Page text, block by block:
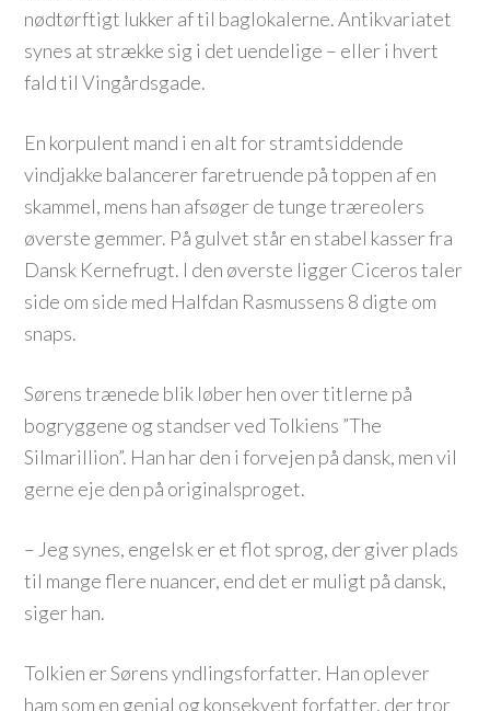
nødtørftigt lukker af til baglokalerne. Antikvariatet
synes at strække sig i det uendelige – eller i hvert
fald til Vingårdsgade.
En korpulent mand i en alt for stramtsiddende
vindjakke balancerer faretruende på toppen af en
skammel, mens han afsøger de tunge træreolers
øverste gemmer. På gulvet står en stabel kasser fra
Dansk Kernefrugt. I den øverste ligger Ciceros taler
side om side med Halfdan Rasmussens 8 digte om
snaps.
Sørens trænede blik løber hen over titlerne på
bogryggene og standser ved Tolkiens ”The
Silmarillion”. Han har den i forvejen på dansk, men vil
gerne eje den på originalsproget.
– Jeg synes, engelsk er et flot sprog, der giver plads
til mange flere nuancer, end det er muligt på dansk,
siger han.
Tolkien er Sørens yndlingsforfatter. Han oplever
ham som en genial og konsekvent forfatter, der tror